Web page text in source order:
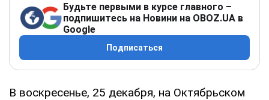
Будьте первыми в курсе главного –
подпишитесь на Новини на OBOZ.UA в
Google
Подписаться
В воскресенье, 25 декабря, на Октябрьском